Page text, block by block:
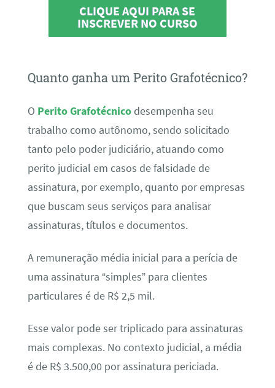
CLIQUE AQUI PARA SE
INSCREVER NO CURSO
Quanto ganha um Perito Grafotécnico?
O Perito Grafotécnicodesempenha seu
trabalho como autônomo, sendo solicitado
tanto pelo poder judiciário, atuando como
perito judicial em casos de falsidade de
assinatura, por exemplo, quanto por empresas
que buscam seus serviços para analisar
assinaturas, títulos e documentos.
A remuneração média inicial para a perícia de
uma assinatura “simples” para clientes
particulares é de R$ 2,5 mil.
Esse valor pode ser triplicado para assinaturas
mais complexas. No contexto judicial, a média
é de R$ 3.500,00 por assinatura periciada.